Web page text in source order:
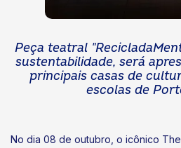
Peça teatral
sustentabilidade, será
principais casas de
escolas de
No dia 08 de outubro, o icônico